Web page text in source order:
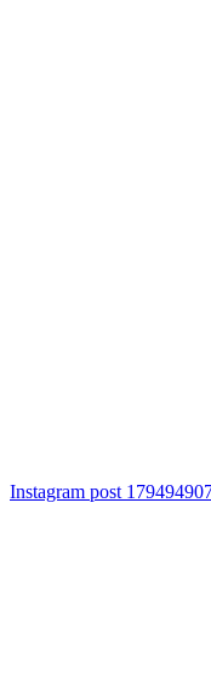
Instagram post